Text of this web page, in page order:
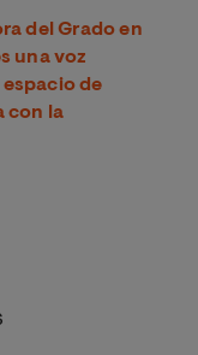
del Grado en
una voz
de
con la